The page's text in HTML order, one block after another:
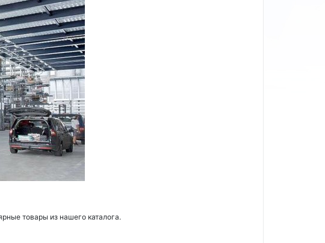
товары из нашего каталога.